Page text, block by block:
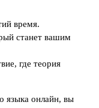
время.
станет вашим
где теория
языка онлайн, вы